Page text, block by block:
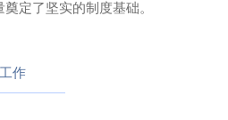
定了坚实的制度基础。
作